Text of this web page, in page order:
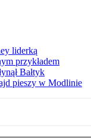
liderką
przykładem
Bałtyk
pieszy w Modlinie